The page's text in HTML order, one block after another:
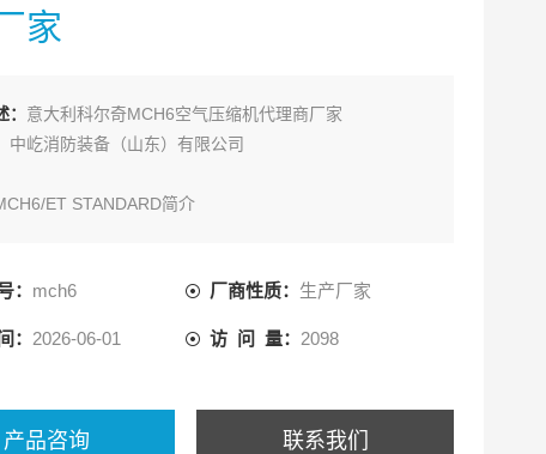
家
意大利科尔奇MCH6空气压缩机代理商厂家
中屹消防装备（山东）有限公司
ET STANDARD简介
： mch6 厂商性质： 生产厂家
： 2026-06-01 访 问 量： 2098
产品咨询 联系我们